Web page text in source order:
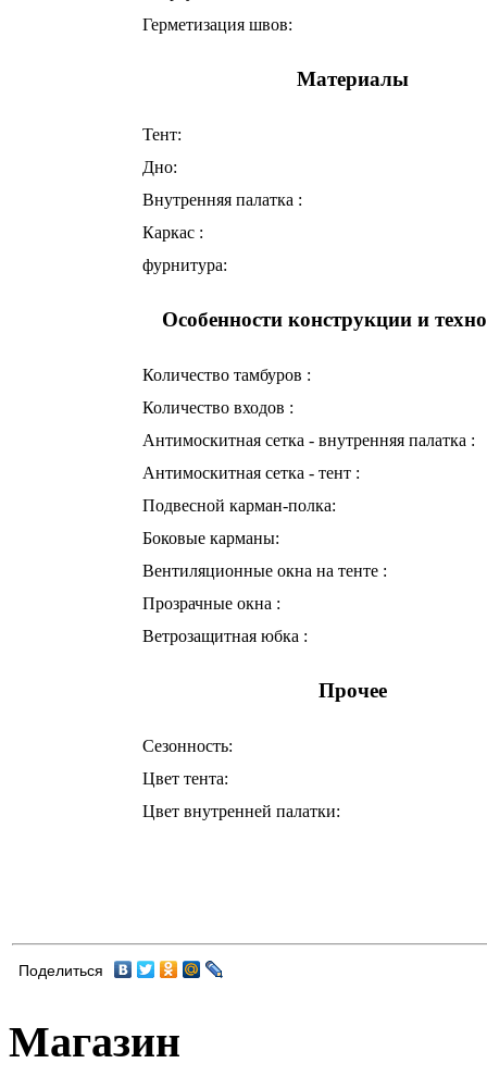
Герметизация швов:
Материалы
Тент:
Дно:
Внутренняя палатка :
Каркас :
фурнитура:
Особенности конструкции и
Количество тамбуров :
Количество входов :
Антимоскитная сетка - внутренняя палатка :
Антимоскитная сетка - тент :
Подвесной карман-полка:
Боковые карманы:
Вентиляционные окна на тенте :
Прозрачные окна :
Ветрозащитная юбка :
Прочее
Сезонность:
Цвет тента:
Цвет внутренней палатки:
Поделиться
Магазин